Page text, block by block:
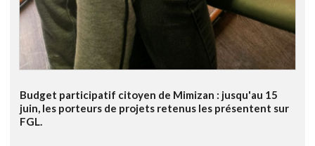
Budget participatif citoyen de Mimizan : jusqu'au 15
juin, les porteurs de projets retenus les présentent sur
FGL.